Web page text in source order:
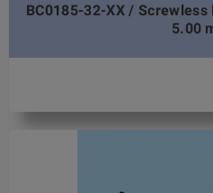
BC0185-32-XX /
5.00